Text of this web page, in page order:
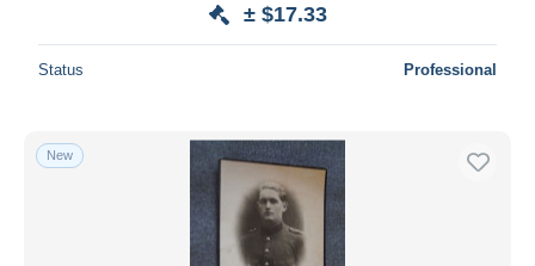
± $17.33
Status Professional
New